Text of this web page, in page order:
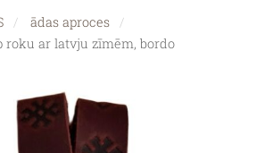
ādas aproces
roku ar latvju zīmēm, bordo